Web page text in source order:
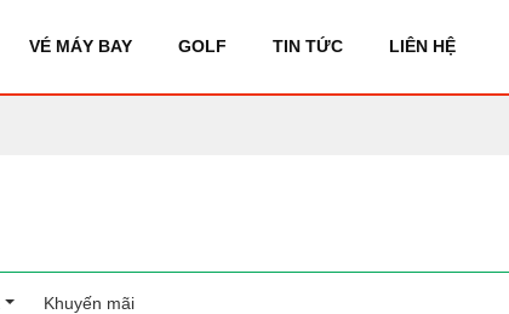
VÉ MÁY BAY GOLF TIN TỨC LIÊN HỆ
Khuyến mãi